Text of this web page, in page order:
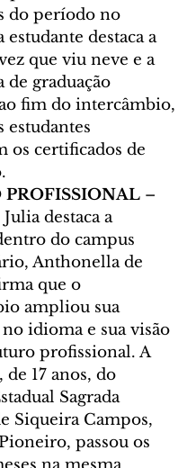
do período no
estudante destaca a
que viu neve e a
graduação
fim do intercâmbio,
estudantes
os certificados de
PROFISSIONAL –
destaca a
do campus
Anthonella de
que o
ampliou sua
idioma e sua visão
profissional. A
de 17 anos, do
Sagrada
Siqueira Campos,
passou os